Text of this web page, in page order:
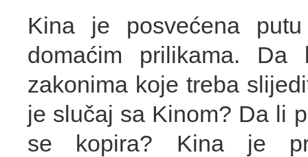
Kina je posvećena
domaćim prilikama.
zakonima koje treba
je slučaj sa Kinom? Da li
se kopira? Kina je